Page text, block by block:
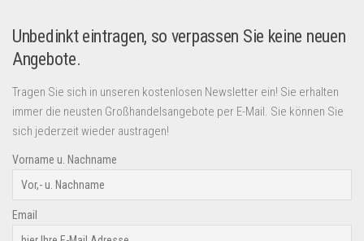
Unbedinkt eintragen, so verpassen Sie keine neuen
Angebote.
Tragen Sie sich in unseren kostenlosen Newsletter ein! Sie erhalten
immer die neusten Großhandelsangebote per E-Mail. Sie können Sie
sich jederzeit wieder austragen!
Vorname u. Nachname
Email